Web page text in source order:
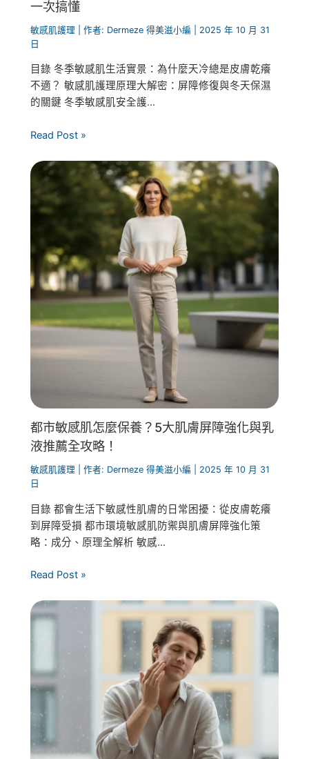
一次搞懂
敏感肌護理 | 作者: Dermeze 得美滋小編
2025 年 10 月 31
日
目錄 冬季敏感肌生活實景：為什麼天冷總是皮膚乾癢
不適？ 敏感肌護理原理大解密：屏障修復與冬天保濕
的關鍵 冬季敏感肌安全護...
Read Post »
都市敏感肌怎麼保養？5大肌膚屏障強化與乳
液推薦全攻略！
敏感肌護理 | 作者: Dermeze 得美滋小編
2025 年 10 月 31
日
目錄 都會生活下敏感性肌膚的日常困擾：從皮膚乾癢
到屏障受損 都市環境敏感肌防禦與肌膚屏障強化策
略：成分、原理全解析 敏感...
Read Post »